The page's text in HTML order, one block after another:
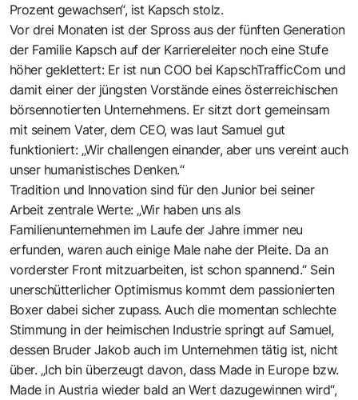
Prozent gewachsen“, ist Kapsch stolz.
Vor drei Monaten ist der Spross aus der fünften Generation
der Familie Kapsch auf der Karriereleiter noch eine Stufe
höher geklettert: Er ist nun COO bei KapschTrafficCom und
damit einer der jüngsten Vorstände eines österreichischen
börsennotierten Unternehmens. Er sitzt dort gemeinsam
mit seinem Vater, dem CEO, was laut Samuel gut
funktioniert: „Wir challengen einander, aber uns vereint auch
unser humanistisches Denken.“
Tradition und Innovation sind für den Junior bei seiner
Arbeit zentrale Werte: „Wir haben uns als
Familienunternehmen im Laufe der Jahre immer neu
erfunden, waren auch einige Male nahe der Pleite. Da an
vorderster Front mitzuarbeiten, ist schon spannend.“ Sein
unerschütterlicher Optimismus kommt dem passionierten
Boxer dabei sicher zupass. Auch die momentan schlechte
Stimmung in der heimischen Industrie springt auf Samuel,
dessen Bruder Jakob auch im Unternehmen tätig ist, nicht
über. „Ich bin überzeugt davon, dass Made in Europe bzw.
Made in Austria wieder bald an Wert dazugewinnen wird“,